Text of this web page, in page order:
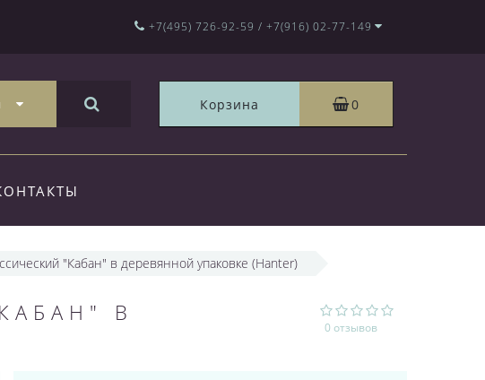
+7(495) 726-92-59 / +7(916) 02-77-149
Корзина 0
"Кабан" в деревянной упаковке (Hanter)
В
0 отзывов